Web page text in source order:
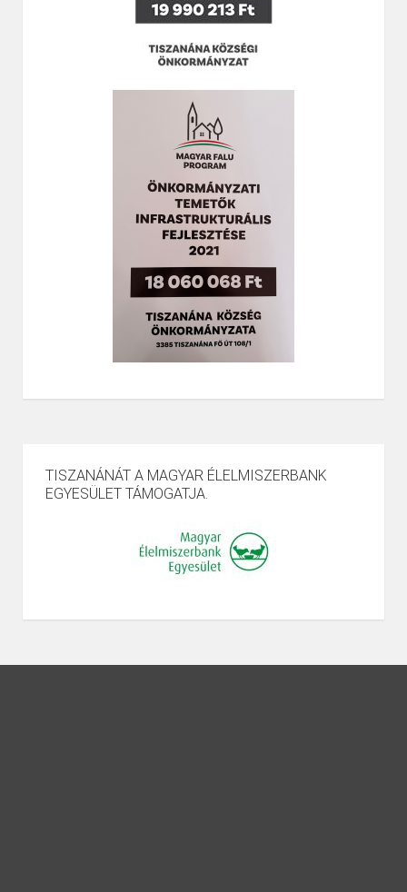
TISZANÁNÁT A MAGYAR ÉLELMISZERBANK
EGYESÜLET TÁMOGATJA.